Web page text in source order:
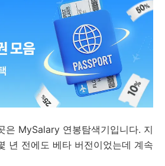
은 MySalary 연봉탐색기입니다. 지
년 전에도 베타 버전이었는데 계속